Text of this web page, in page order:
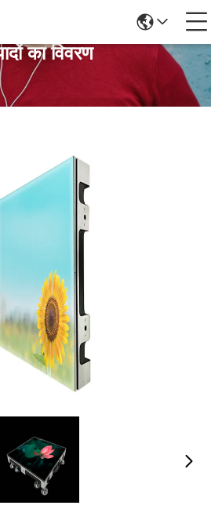
का विवरण